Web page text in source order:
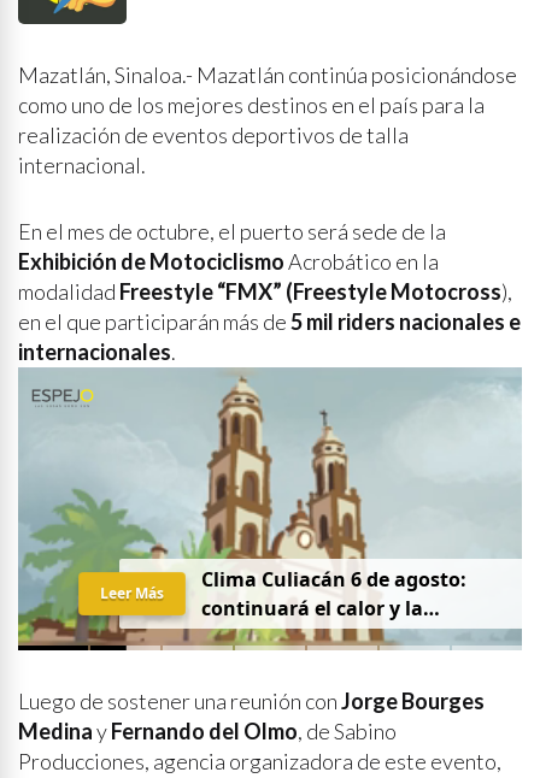
Mazatlán, Sinaloa.- Mazatlán continúa posicionándose
como uno de los mejores destinos en el país para la
realización de eventos deportivos de talla
internacional.
En el mes de octubre, el puerto será sede de la
Exhibición de MotociclismoAcrobático en la
modalidad Freestyle “FMX” (Freestyle Motocross),
en el que participarán más de5 mil riders nacionales e
internacionales.
Clima Culiacán 6 de agosto:
continuará el calor y la
probabilidad de lluvia
Leer Más
Luego de sostener una reunión conJorge Bourges
MedinayFernando del Olmo, de Sabino
Producciones, agencia organizadora de este evento,